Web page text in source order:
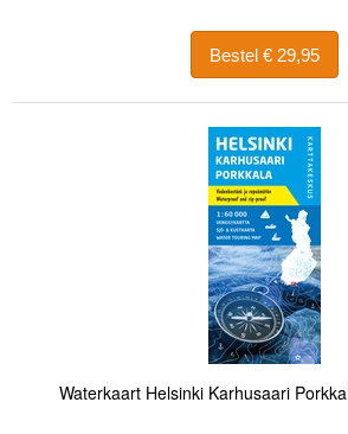
Bestel € 29,95
Waterkaart Helsinki Karhusaari